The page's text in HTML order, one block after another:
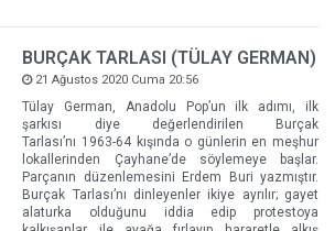
BURÇAK TARLASI (TÜLAY GERMAN)
21 Ağustos 2020 Cuma 20:56
Tülay German, Anadolu Pop’un ilk adımı, ilk
şarkısı diye değerlendirilen Burçak
Tarlası’nı 1963-64 kışında o günlerin en meşhur
lokallerinden Çayhane’de söylemeye başlar.
Parçanın düzenlemesini Erdem Buri yazmıştır.
Burçak Tarlası’nı dinleyenler ikiye ayrılır; gayet
alaturka olduğunu iddia edip protestoya